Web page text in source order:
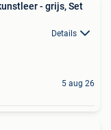
- grijs, Set
Details
5 aug 26